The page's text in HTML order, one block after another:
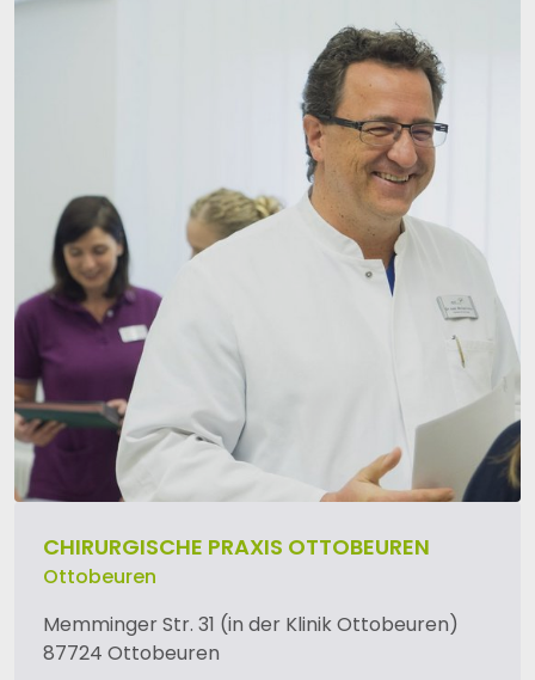
CHIRURGISCHE PRAXIS OTTOBEUREN
Ottobeuren
Memminger Str. 31 (in der Klinik Ottobeuren)
87724 Ottobeuren